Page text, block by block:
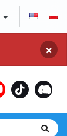
×